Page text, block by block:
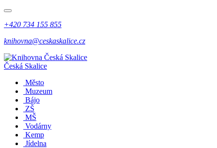
+420 734 155 855
knihovna@ceskaskalice.cz
Česká Skalice
Město
Muzeum
Bájo
ZŠ
MŠ
Vodárny
Kemp
Jídelna